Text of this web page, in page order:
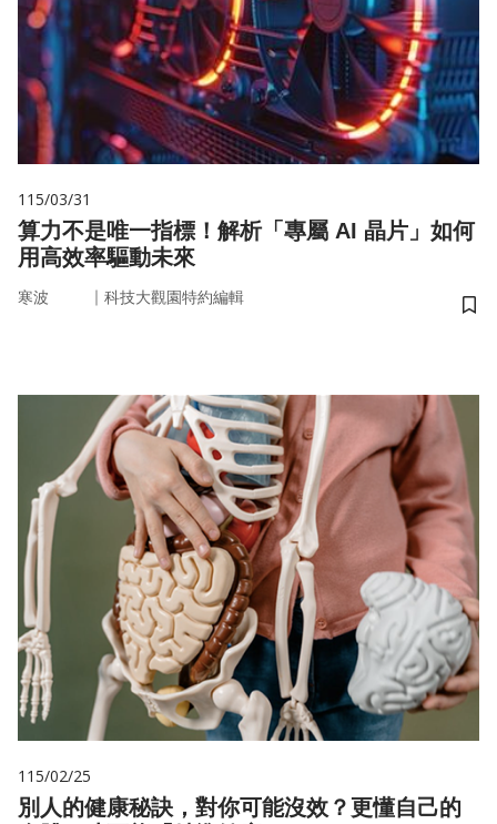
115/03/31
算力不是唯一指標！解析「專屬 AI 晶片」如何
用高效率驅動未來
寒波 ｜ 科技大觀園特約編輯
儲
115/02/25
別人的健康秘訣，對你可能沒效？更懂自己的